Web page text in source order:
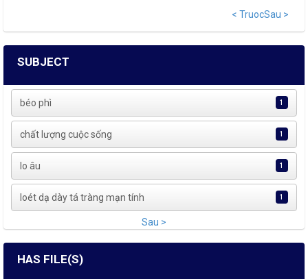
< TruocSau >
SUBJECT
béo phì 1
chất lượng cuộc sống 1
lo âu 1
loét dạ dày tá tràng mạn tính 1
Sau >
HAS FILE(S)